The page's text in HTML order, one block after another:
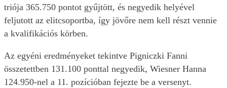
triója 365.750 pontot gyűjtött, és negyedik helyével
feljutott az elitcsoportba, így jövőre nem kell részt vennie
a kvalifikációs körben.
Az egyéni eredményeket tekintve Pigniczki Fanni
összetettben 131.100 ponttal negyedik, Wiesner Hanna
124.950-nel a 11. pozícióban fejezte be a versenyt.